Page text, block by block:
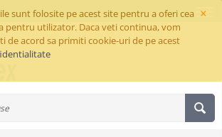
×
sunt folosite pe acest site pentru a oferi cea
pentru utilizator. Daca veti continua, vom
de acord sa primiti cookie-uri de pe acest